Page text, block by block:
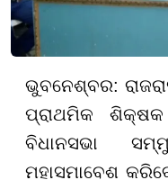
ଭୁବନେଶ୍ବର:
ପ୍ରାଥମିକ
ବିଧାନସଭା
ମହାସମାବେଶ